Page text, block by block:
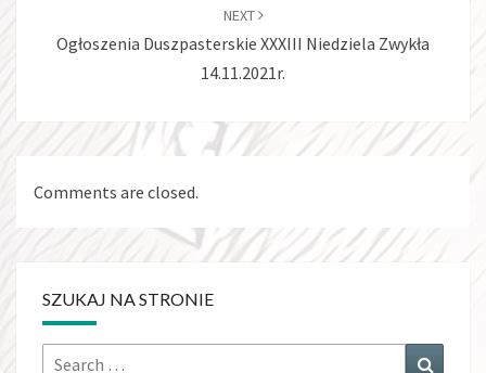
NEXT
Ogłoszenia Duszpasterskie XXXIII Niedziela Zwykła
14.11.2021r.
Comments are closed.
SZUKAJ NA STRONIE
Search